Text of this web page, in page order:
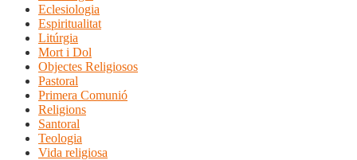
Eclesiologia
Espiritualitat
Litúrgia
Mort i Dol
Objectes Religiosos
Pastoral
Primera Comunió
Religions
Santoral
Teologia
Vida religiosa